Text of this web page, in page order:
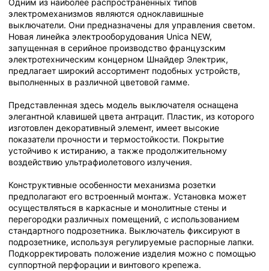
Одним из наиболее распространенных типов
электромеханизмов являются одноклавишные
выключатели. Они предназначены для управления светом.
Новая линейка электрооборудования Unica NEW,
запущенная в серийное производство французским
электротехническим концерном Шнайдер Электрик,
предлагает широкий ассортимент подобных устройств,
выполненных в различной цветовой гамме.
Представленная здесь модель выключателя оснащена
элегантной клавишей цвета антрацит. Пластик, из которого
изготовлен декоративный элемент, имеет высокие
показатели прочности и термостойкости. Покрытие
устойчиво к истиранию, а также продолжительному
воздействию ультрафиолетового излучения.
Конструктивные особенности механизма розетки
предполагают его встроенный монтаж. Установка может
осуществляться в каркасные и монолитные стены и
перегородки различных помещений, с использованием
стандартного подрозетника. Выключатель фиксируют в
подрозетнике, используя регулируемые распорные лапки.
Подкорректировать положение изделия можно с помощью
суппортной перфорации и винтового крепежа.